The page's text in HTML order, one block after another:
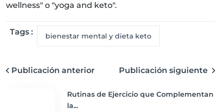
wellness" o "yoga and keto".
Tags : bienestar mental y dieta keto
Publicación anterior Publicación siguiente
Rutinas de Ejercicio que Complementan
la...